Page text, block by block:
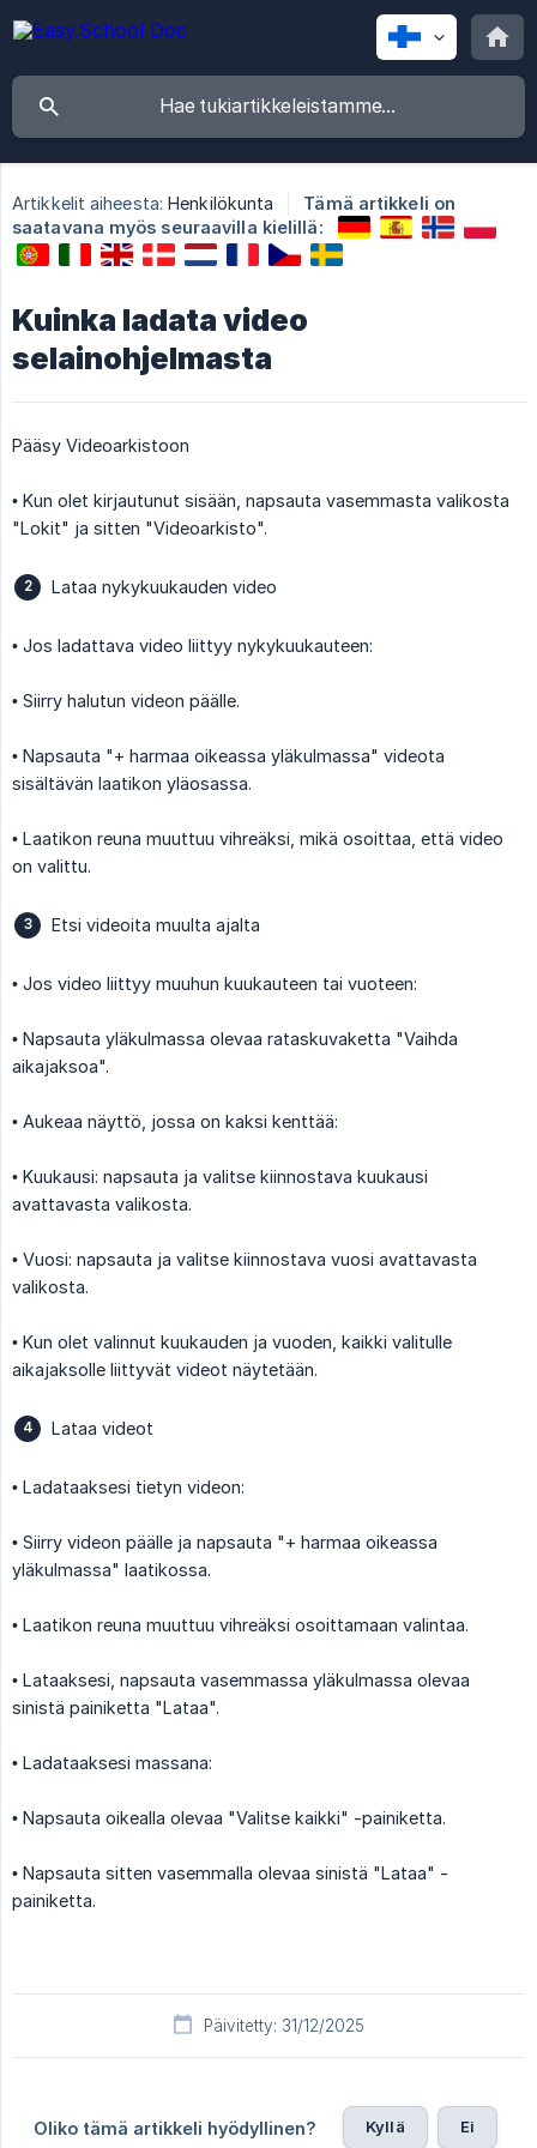
Artikkelit aiheesta: Henkilökunta
Tämä artikkeli on
saatavana myös seuraavilla kielillä:
Kuinka ladata video
selainohjelmasta
Pääsy Videoarkistoon
• Kun olet kirjautunut sisään, napsauta vasemmasta valikosta
"Lokit" ja sitten "Videoarkisto".
Lataa nykykuukauden video
• Jos ladattava video liittyy nykykuukauteen:
• Siirry halutun videon päälle.
• Napsauta "+ harmaa oikeassa yläkulmassa" videota
sisältävän laatikon yläosassa.
• Laatikon reuna muuttuu vihreäksi, mikä osoittaa, että video
on valittu.
Etsi videoita muulta ajalta
• Jos video liittyy muuhun kuukauteen tai vuoteen:
• Napsauta yläkulmassa olevaa rataskuvaketta "Vaihda
aikajaksoa".
• Aukeaa näyttö, jossa on kaksi kenttää:
• Kuukausi: napsauta ja valitse kiinnostava kuukausi
avattavasta valikosta.
• Vuosi: napsauta ja valitse kiinnostava vuosi avattavasta
valikosta.
• Kun olet valinnut kuukauden ja vuoden, kaikki valitulle
aikajaksolle liittyvät videot näytetään.
Lataa videot
• Ladataaksesi tietyn videon:
• Siirry videon päälle ja napsauta "+ harmaa oikeassa
yläkulmassa" laatikossa.
• Laatikon reuna muuttuu vihreäksi osoittamaan valintaa.
• Lataaksesi, napsauta vasemmassa yläkulmassa olevaa
sinistä painiketta "Lataa".
• Ladataaksesi massana:
• Napsauta oikealla olevaa "Valitse kaikki" -painiketta.
• Napsauta sitten vasemmalla olevaa sinistä "Lataa" -
painiketta.
Päivitetty: 31/12/2025
Oliko tämä artikkeli hyödyllinen? Kyllä Ei